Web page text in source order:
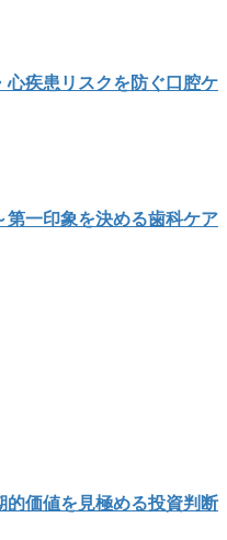
疾患リスクを防ぐ口腔ケ
一印象を決める歯科ケア
的価値を見極める投資判断